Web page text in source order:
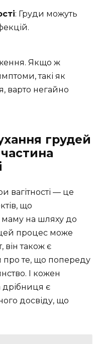
: Груди можуть
Якщо ж
такі як
варто негайно
грудей
частина
вагітності — це
що
на шляху до
процес може
також є
те, що попереду
І кожен
є
досвіду, що